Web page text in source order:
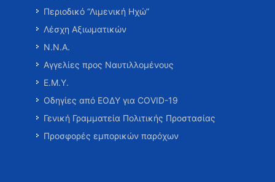
Περιοδικό “Λιμενική Ηχώ”
Λέσχη Αξιωματικών
Ν.Ν.Α.
Αγγελίες προς Ναυτιλλομένους
Ε.Μ.Υ.
Οδηγίες από ΕΟΔΥ για COVID-19
Γενική Γραμματεία Πολιτικής Προστασίας
Προσφορές εμπορικών παρόχων